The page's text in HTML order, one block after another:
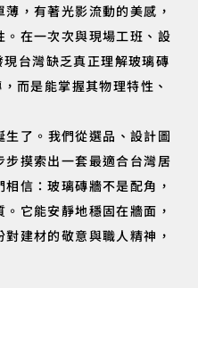
，有著光影流動的美感，
在一次次與現場工班、設
台灣缺乏真正理解玻璃磚
而是能掌握其物理特性、
了。我們從選品、設計圖
摸索出一套最適合台灣居
信：玻璃磚牆不是配角，
它能安靜地穩固在牆面，
建材的敬意與職人精神，